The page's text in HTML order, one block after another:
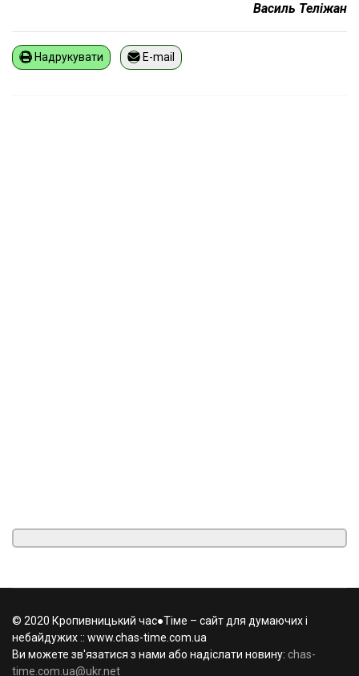
Василь Теліжан
Надрукувати E-mail
© 2020 Кропивницький час●Тіме – сайт для думаючих і
небайдужих :: www.chas-time.com.ua
Ви можете зв'язатися з нами або надіслати новину: chas-
time.com.ua@ukr.net